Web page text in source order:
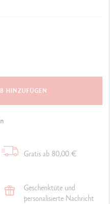
HINZUFÜGEN
Gratis ab 80,00 €
Geschenktüte und
personalisierte Nachricht